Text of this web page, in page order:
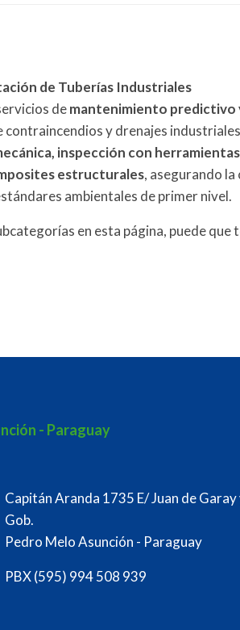
de Tuberías Industriales
demantenimiento predictivo
y drenajes industriales
inspección con
estructurales, asegurando
ambientales de primer nivel.
en esta página, puede que
- Paraguay
Capitán Aranda 1735 E/ Juan de Garay
Gob.
Pedro Melo Asunción - Paraguay
PBX (595) 994 508 939